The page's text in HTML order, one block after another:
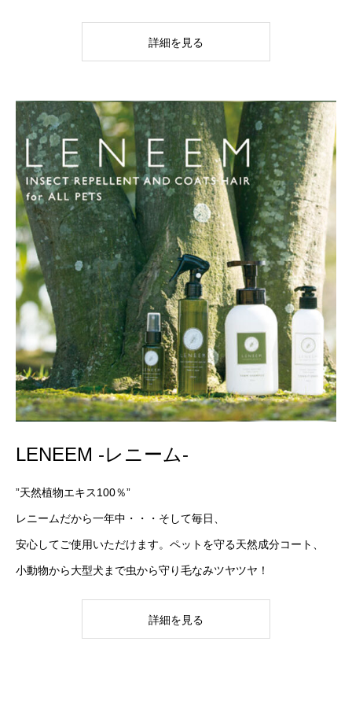
詳細を見る
LENEEM -レニーム-
”天然植物エキス100％”
レニームだから一年中・・・そして毎日、
安心してご使用いただけます。ペットを守る天然成分コート、
小動物から大型犬まで虫から守り毛なみツヤツヤ！
詳細を見る